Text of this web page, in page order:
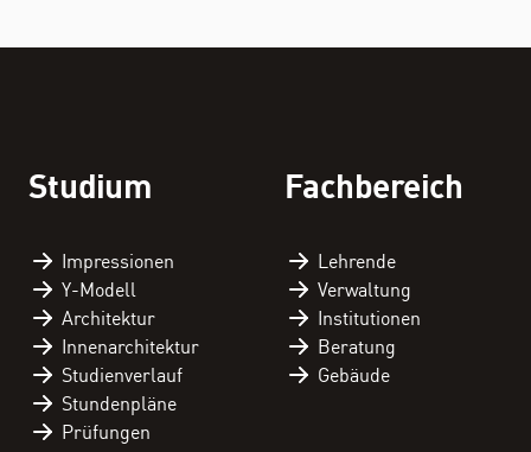
Studium
Impressionen
Y-Modell
Architektur
Innenarchitektur
Studienverlauf
Stundenpläne
Prüfungen
Fachbereich
Lehrende
Verwaltung
Institutionen
Beratung
Gebäude